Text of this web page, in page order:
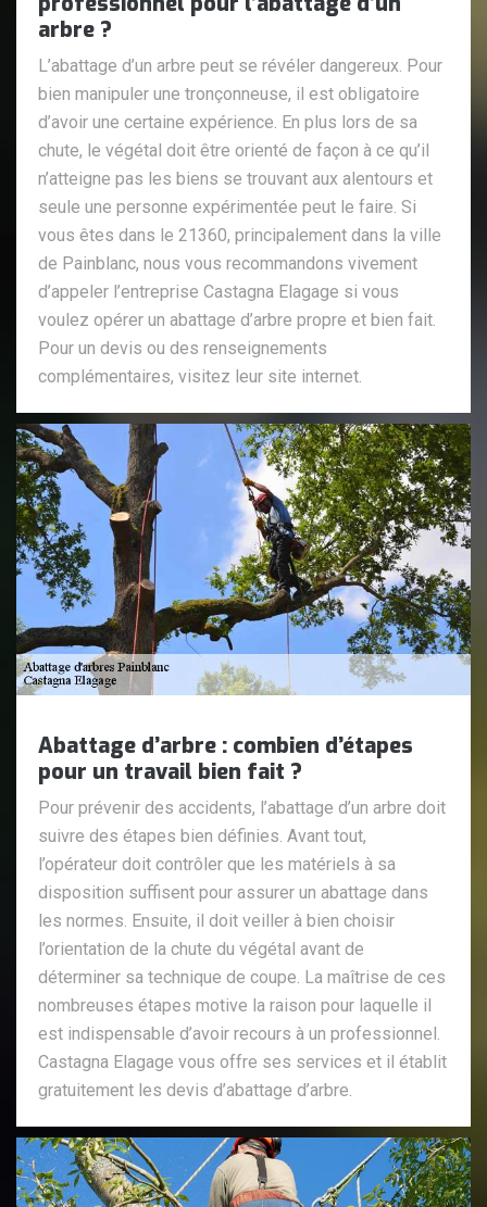
arbre ?
L’abattage d’un arbre peut se révéler dangereux. Pour
bien manipuler une tronçonneuse, il est obligatoire
d’avoir une certaine expérience. En plus lors de sa
chute, le végétal doit être orienté de façon à ce qu’il
n’atteigne pas les biens se trouvant aux alentours et
seule une personne expérimentée peut le faire. Si
vous êtes dans le 21360, principalement dans la ville
de Painblanc, nous vous recommandons vivement
d’appeler l’entreprise Castagna Elagage si vous
voulez opérer un abattage d’arbre propre et bien fait.
Pour un devis ou des renseignements
complémentaires, visitez leur site internet.
Abattage d’arbre : combien d’étapes
pour un travail bien fait ?
Pour prévenir des accidents, l’abattage d’un arbre doit
suivre des étapes bien définies. Avant tout,
l’opérateur doit contrôler que les matériels à sa
disposition suffisent pour assurer un abattage dans
les normes. Ensuite, il doit veiller à bien choisir
l’orientation de la chute du végétal avant de
déterminer sa technique de coupe. La maîtrise de ces
nombreuses étapes motive la raison pour laquelle il
est indispensable d’avoir recours à un professionnel.
Castagna Elagage vous offre ses services et il établit
gratuitement les devis d’abattage d’arbre.